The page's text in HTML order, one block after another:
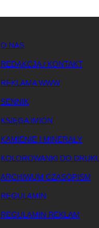
O NAS
REDAKCJA / KONTAKT
REKLAMA WWW
SENNIK
KSIĘGA IMION
KAMIENIE I MINERAŁY
KOLOROWANKI DO
ARCHIWUM CZASOPISM
REGULAMIN
REGULAMIN REKLAM